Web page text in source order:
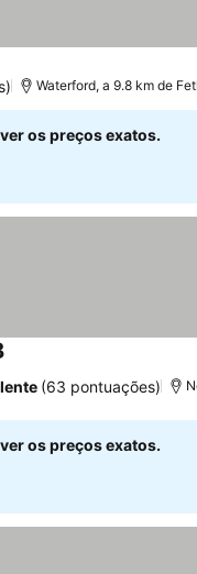
Waterford, a 9.8 km de
os preços exatos.
(63 pontuações)
os preços exatos.